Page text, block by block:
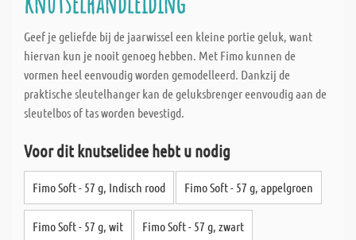
Geef je geliefde bij de jaarwissel een kleine portie geluk, want
hiervan kun je nooit genoeg hebben. Met Fimo kunnen de
vormen heel eenvoudig worden gemodelleerd. Dankzij de
praktische sleutelhanger kan de geluksbrenger eenvoudig aan de
sleutelbos of tas worden bevestigd.
Voor dit knutselidee hebt u nodig
Fimo Soft - 57 g, Indisch rood Fimo Soft - 57 g, appelgroen
Fimo Soft - 57 g, wit Fimo Soft - 57 g, zwart